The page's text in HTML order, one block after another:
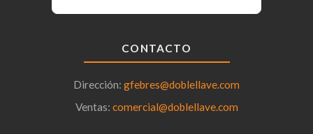
CONTACTO
Dirección: gfebres@doblellave.com
Ventas: comercial@doblellave.com